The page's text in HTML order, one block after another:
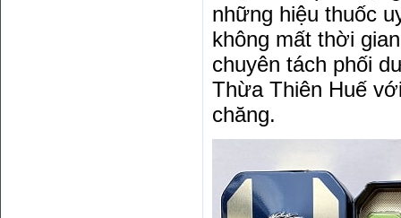
những hiệu thuốc
không mất thời
chuyên tách phối
Thừa Thiên Huế
chăng.